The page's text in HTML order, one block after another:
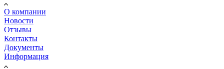
О компании
Новости
Отзывы
Контакты
Документы
Информация